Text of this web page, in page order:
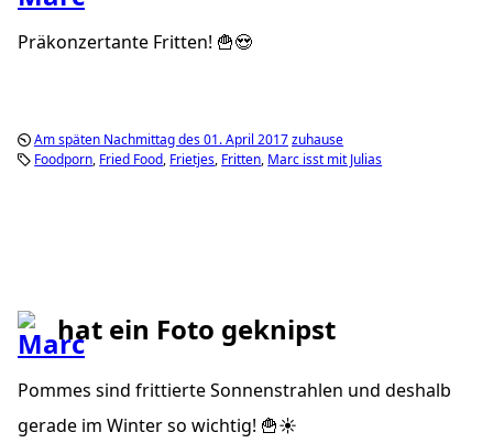
Präkonzertante Fritten! 🍟😍
Am späten Nachmittag des 01. April 2017zuhause
Foodporn Fried Food Frietjes Fritten Marc isst mit Julias
hat ein Foto geknipst
Pommes sind frittierte Sonnenstrahlen und deshalb
gerade im Winter so wichtig! 🍟☀️